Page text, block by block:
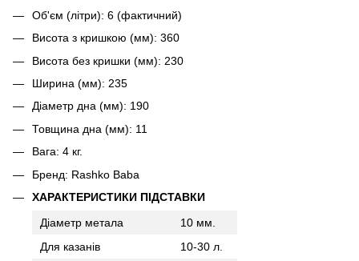
Об'єм (літри): 6 (фактичний)
Висота з кришкою (мм): 360
Висота без кришки (мм): 230
Ширина (мм): 235
Діаметр дна (мм): 190
Товщина дна (мм): 11
Вага: 4 кг.
Бренд: Rashko Baba
ХАРАКТЕРИСТИКИ ПІДСТАВКИ
Діаметр метала
10 мм.
Для казанів
10-30 л.